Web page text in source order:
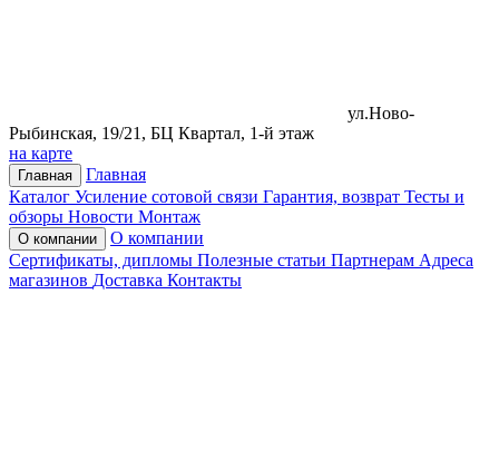
ул.Ново-
Рыбинская, 19/21, БЦ Квартал, 1-й этаж
на карте
Главная
Главная
Каталог Усиление сотовой связи Гарантия, возврат Тесты и
обзоры Новости Монтаж
О компании
О компании
Сертификаты, дипломы Полезные статьи Партнерам Адреса
магазинов Доставка Контакты